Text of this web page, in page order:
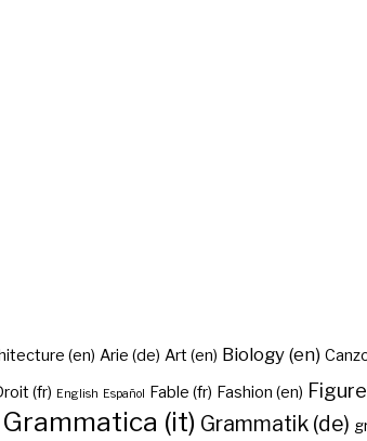
(en) Arie (de) Art (en) Biology (en)
(fr) English Español Fable (fr) Fashion (en)
Grammatica (it) Grammatik (de)